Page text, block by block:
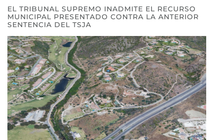
EL TRIBUNAL SUPREMO INADMITE EL RECURSO
MUNICIPAL PRESENTADO CONTRA LA ANTERIOR
SENTENCIA DEL TSJA